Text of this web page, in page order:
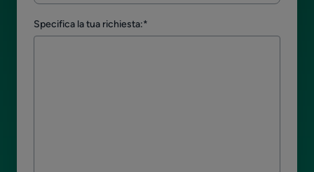
Specifica la tua richiesta:*